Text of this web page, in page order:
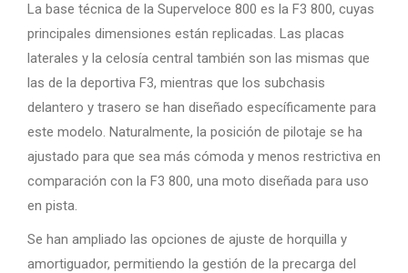
La base técnica de la Superveloce 800 es la F3 800, cuyas
principales dimensiones están replicadas. Las placas
laterales y la celosía central también son las mismas que
las de la deportiva F3, mientras que los subchasis
delantero y trasero se han diseñado específicamente para
este modelo. Naturalmente, la posición de pilotaje se ha
ajustado para que sea más cómoda y menos restrictiva en
comparación con la F3 800, una moto diseñada para uso
en pista.
Se han ampliado las opciones de ajuste de horquilla y
amortiguador, permitiendo la gestión de la precarga del